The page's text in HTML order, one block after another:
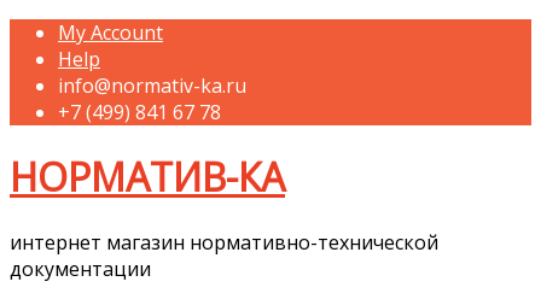
My Account
Help
info@normativ-ka.ru
+7 (499) 841 67 78
НОРМАТИВ-КА
интернет магазин нормативно-технической
документации